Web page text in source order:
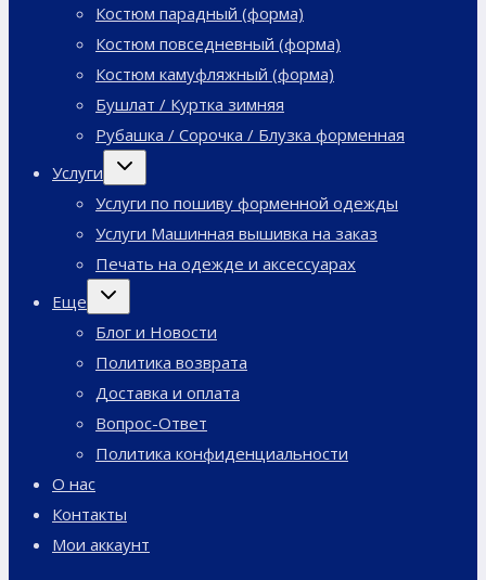
Костюм парадный (форма)
Костюм повседневный (форма)
Костюм камуфляжный (форма)
Бушлат / Куртка зимняя
Рубашка / Сорочка / Блузка форменная
Услуги
Переключить
дочернее
Услуги по пошиву форменной одежды
Услуги Машинная вышивка на заказ
Печать на одежде и аксессуарах
Еще
Переключить
дочернее
Блог и Новости
Политика возврата
Доставка и оплата
Вопрос-Ответ
Политика конфиденциальности
О нас
Контакты
Мои аккаунт